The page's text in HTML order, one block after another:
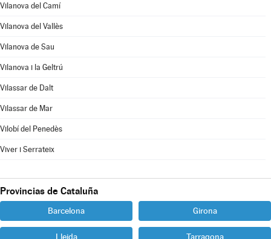
Vilanova del Camí
Vilanova del Vallès
Vilanova de Sau
Vilanova i la Geltrú
Vilassar de Dalt
Vilassar de Mar
Vilobí del Penedès
Viver i Serrateix
Provincias de Cataluña
Barcelona Girona
Lleida Tarragona